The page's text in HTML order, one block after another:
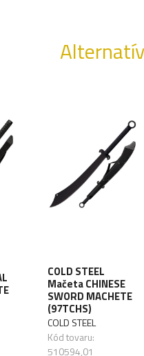
COLD STEEL
Mačeta CHINESE
SWORD MACHETE
(97TCHS)
COLD STEEL
Kód tovaru:
510594,01